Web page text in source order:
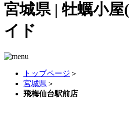
宮城県 | 牡蠣小
イド
トップページ ＞
宮城県 ＞
飛梅仙台駅前店